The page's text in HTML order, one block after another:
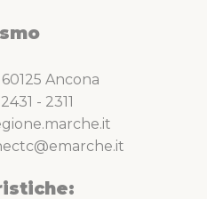
Ancona
- 2311